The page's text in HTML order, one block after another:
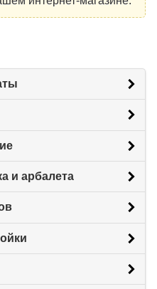
и арбалета